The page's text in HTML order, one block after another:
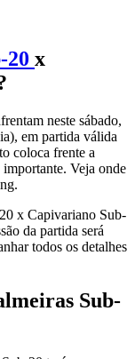
20 x
neste sábado,
em partida válida
coloca frente a
importante. Veja onde
x Capivariano Sub-
da partida será
todos os detalhes
Sub-